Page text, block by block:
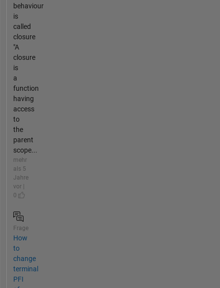
behaviour
is
called
closure
"A
closure
is
a
function
having
access
to
the
parent
scope...
mehr
als 5
Jahre
vor |
0
Frage
How
to
change
terminal
PFI